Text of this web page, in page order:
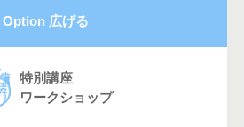
Option 広げる
特別講座
ワークショップ